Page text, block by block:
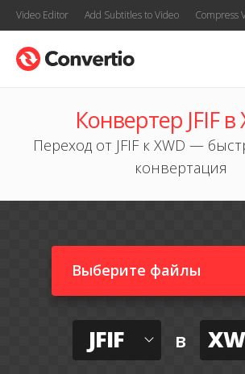
Video Editor Add Subtitles to Video Compress
Конвертер JFIF в
Переход от JFIF к XWD —
конвертация
Выберите файлы
JFIF в